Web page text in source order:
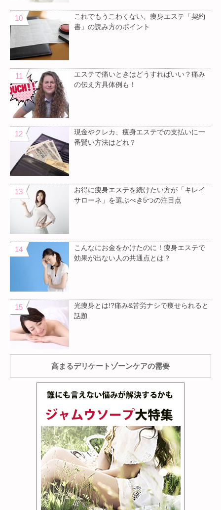
これでもうこわくない、痩身エステ「契約
書」の読み方のポイント
エステで痛いときはどうすればいい？痛み
の伝え方具体例も！
現金やクレカ、痩身エステでの支払いに一
番賢い方法はどれ？
お得に痩身エステを続けたい方が「キレイ
サローネ」を選ぶべき5つの注目点
こんなにお金をかけたのに！痩身エステで
効果が出ない人の共通点とは？
光痩身とは!?痛み&苦労ナシで痩せられると
話題
高まるデリケートゾーンケアの需要